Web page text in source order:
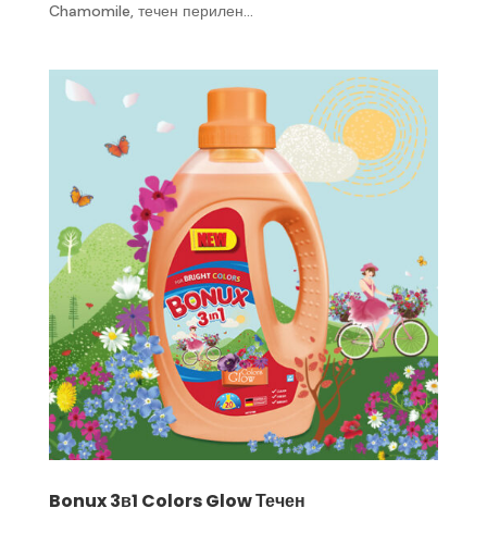
Chamomile, течен перилен...
Bonux 3в1 Colors Glow Течен